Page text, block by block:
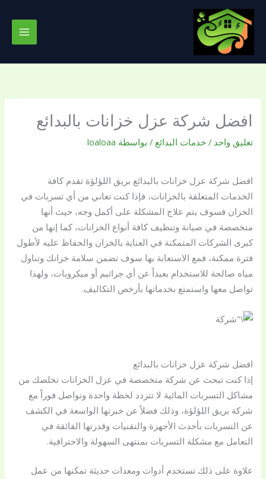
تخطي
المحتوى
افضل شركة عزل خزانات بالبدائع
تعليق واحد / خدمات البدائع / بواسطة loaloaa
افضل شركة عزل خزانات بالبدائع بريق اللؤلؤة تقدم كافة
الخدمات المتعلقة بالخزانات، فإذا كنت تعاني من أي تسربات في
الخزان فسوف يتم علاج المشكلة على أكمل وجه، حيث أنها
متخصصة في صيانة وتنظيف كافة أنواع الخزانات، كما إنها من
كبرى الشركات المتمكنة في العناية بالخزان والحفاظ عليه لأطول
فترة ممكنة، فمع الاستعانة بها سوف تضمن سلامة خزانك وتناول
مياه صالحة للاستخدام بعيداً عن أي جراثيم أو ميكروبات، ولهذا
تواصل معها واستمتع بخدماتها بأرخص التكاليف.
افضل شركة عزل خزانات بالبدائع
إذا كنت تبحث عن شركة متخصصة في عزل الخزانات تخلصك من
مشاكل التسربات المائية لا تتردد لحظة واحدة وتواصل فوراً مع
شركة بريق اللؤلؤة، وذلك فضلاً عن خبرتها الواسعة في الكشف
عن التسربات بأحدث الأجهزة والتقنيات وقدرتها الفائقة في
التعامل مع مشكلة التسربات بمنتهى السهولة والاحترافية.
علاوة على ذلك تستخدم أدوات ومعدات حديثة تمكنها من عمل